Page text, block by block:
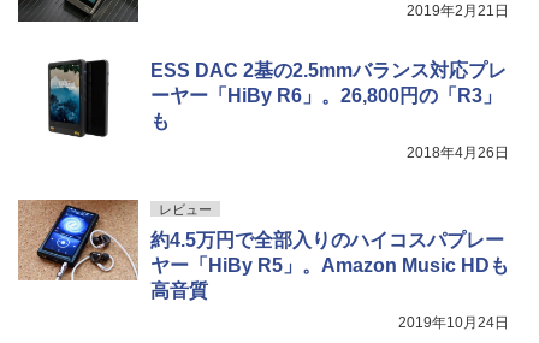
2019年2月21日
ESS DAC 2基の2.5mmバランス対応プレ
ーヤー「HiBy R6」。26,800円の「R3」
も
2018年4月26日
レビュー
約4.5万円で全部入りのハイコスパプレー
ヤー「HiBy R5」。Amazon Music HDも
高音質
2019年10月24日